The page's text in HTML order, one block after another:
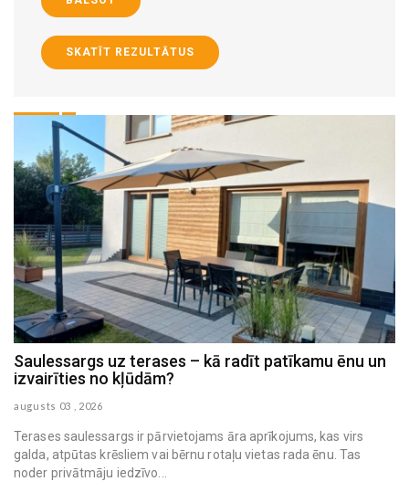
SKATĪT REZULTĀTUS
Saulessargs uz terases – kā radīt patīkamu ēnu un
izvairīties no kļūdām?
augusts 03 , 2026
Terases saulessargs ir pārvietojams āra aprīkojums, kas virs
galda, atpūtas krēsliem vai bērnu rotaļu vietas rada ēnu. Tas
noder privātmāju iedzīvo...